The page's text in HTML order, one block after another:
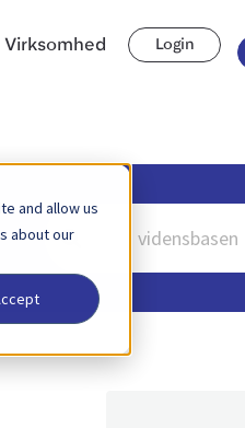
and allow us
about our
Virksomhed Login
Søg
efter